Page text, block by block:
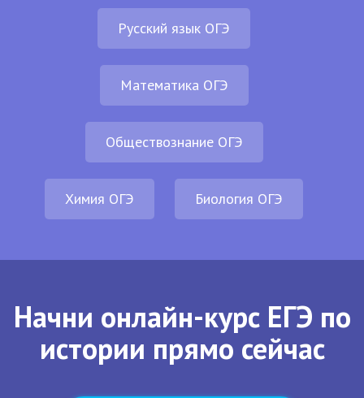
Русский язык ОГЭ
Математика ОГЭ
Обществознание ОГЭ
Химия ОГЭ Биология ОГЭ
Начни онлайн-курс ЕГЭ по
истории прямо сейчас